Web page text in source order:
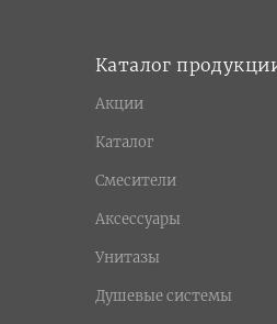
Каталог
Акции
Каталог
Смесители
Аксессуары
Унитазы
Душевые системы